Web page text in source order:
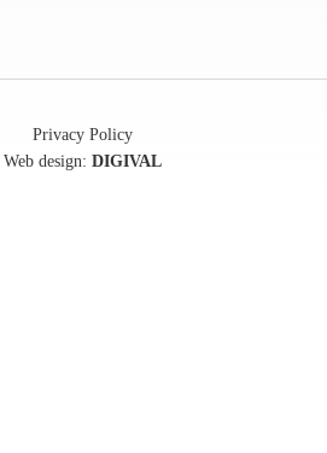
Privacy Policy
Web design: DIGIVAL